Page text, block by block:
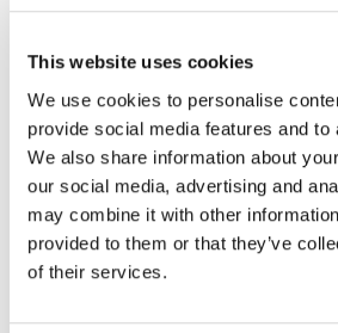
This website uses cookies
We use cookies to personalise
provide social media features and to
We also share information about
our social media, advertising and
may combine it with other
provided to them or that they’ve
of their services.
Giriş Voltajı
Nominal Giriş Akımı
80
Uyumlu Motor
30